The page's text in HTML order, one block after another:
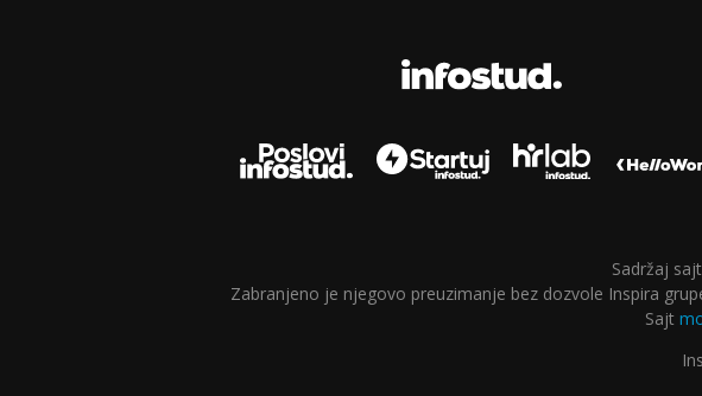
Sadržaj
Zabranjeno je njegovo preuzimanje bez dozvole Inspira
Sajt